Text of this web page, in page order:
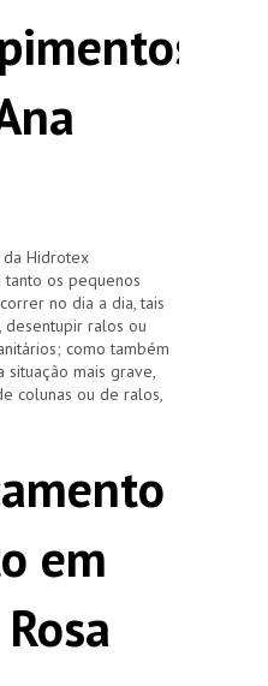
da Hidrotex
os pequenos
no dia a dia, tais
ralos ou
como também
situação mais grave,
colunas ou de ralos,
em